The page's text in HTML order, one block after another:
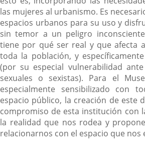
las mujeres al urbanismo. Es
espacios urbanos para su uso y
sin temor a un peligro
tiene por qué ser real y que afecta
toda la población, y
(por su especial vulnerabilidad
sexuales o sexistas). Para el
especialmente sensibilizado con
espacio público, la creación de este
compromiso de esta institución con
la realidad que nos rodea y
relacionarnos con el espacio que nos